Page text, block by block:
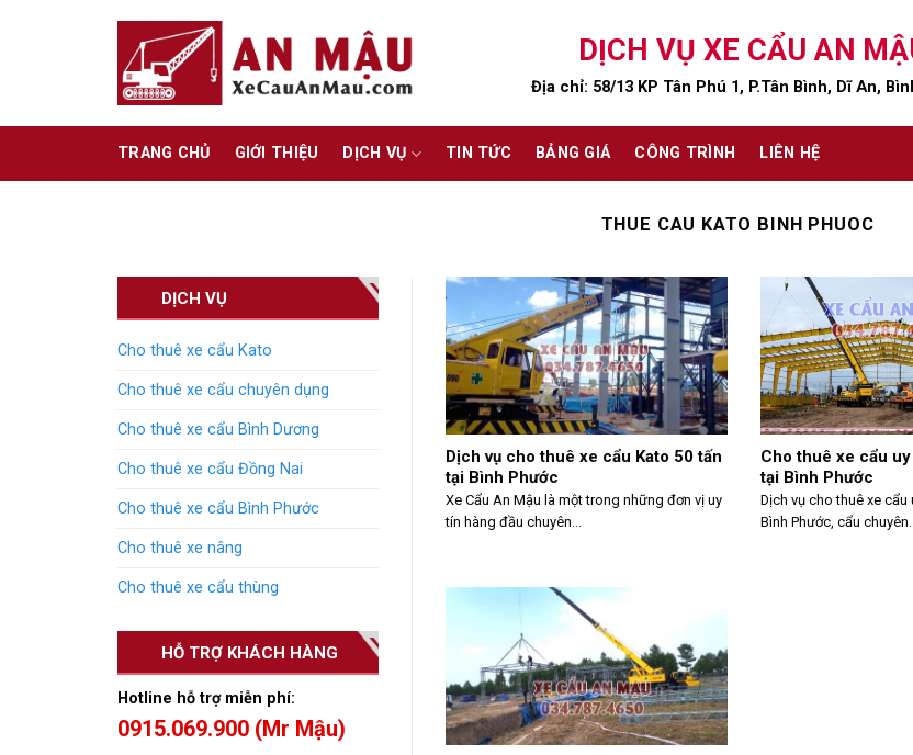
DỊCH VỤ XE CẨU AN
Địa chỉ: 58/13 KP Tân Phú 1, P.Tân Bình, Dĩ An,
TRANG CHỦ GIỚI THIỆU DỊCH VỤ TIN TỨC BẢNG GIÁ CÔNG TRÌNH LIÊN HỆ
THUE CAU KATO BINH PHUOC
DỊCH VỤ
Cho thuê xe cẩu Kato
Cho thuê xe cẩu chuyên dụng
Cho thuê xe cẩu Bình Dương
Cho thuê xe cẩu Đồng Nai
Cho thuê xe cẩu Bình Phước
Cho thuê xe nâng
Cho thuê xe cẩu thùng
HỖ TRỢ KHÁCH HÀNG
Hotline hỗ trợ miễn phí:
0915.069.900 (Mr Mậu)
Dịch vụ cho thuê xe cẩu Kato 50 tấn
tại Bình Phước
Xe Cẩu An Mậu là một trong những đơn vị uy
tín hàng đầu chuyên...
Cho thuê xe cẩu
tại Bình Phước
Dịch vụ cho thuê xe
Bình Phước, cẩu